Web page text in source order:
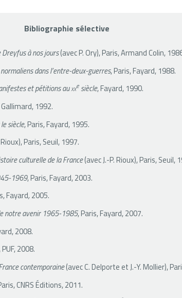
Bibliographie sélective
Dreyfus à nos jours(avec P. Ory), Paris, Armand Colin,
dans l’entre-deux-guerres, Paris, Fayard, 1988.
et pétitions auxxe siècle, Fayard, 1990.
1992.
siècle, Paris, Fayard, 1995.
Paris, Seuil, 1997.
culturelle de la France(avec J.-P. Rioux), Paris, Seuil,
1969, Paris, Fayard, 2003.
Fayard,2005.
notre avenir 1965-1985, Paris, Fayard, 2007.
2008.
2008.
contemporaine(avec C. Delporte et J.-Y. Mollier),
CNRS Éditions, 2011.